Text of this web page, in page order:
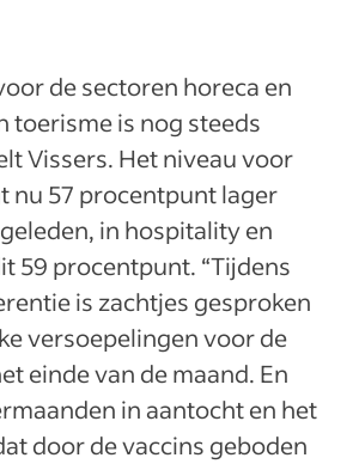
de sectoren horeca en
toerisme is nog steeds
Vissers. Het niveau voor
nu 57 procentpunt lager
in hospitality en
59 procentpunt. “Tijdens
is zachtjes gesproken
versoepelingen voor de
einde van de maand. En
in aantocht en het
door de vaccins geboden